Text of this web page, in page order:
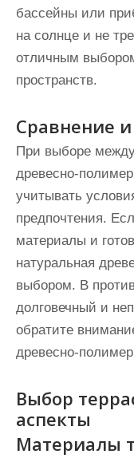
бассейны или
на солнце и не
отличным
пространств.
Сравнение
При выборе
древесно-
учитывать
предпочтения.
материалы и
натуральная
выбором. В
долговечный и
обратите
древесно-
Выбор
аспекты
Материалы